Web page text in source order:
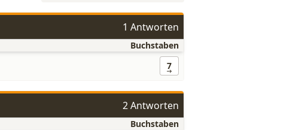
1 Antworten
Buchstaben
7
2 Antworten
Buchstaben